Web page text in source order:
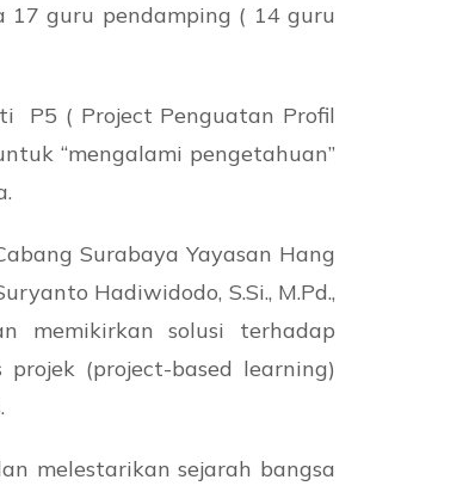
17 guru pendamping ( 14 guru
P5 ( Project Penguatan Profil
“mengalami pengetahuan”
Surabaya Yayasan Hang
Hadiwidodo, S.Si., M.Pd.,
memikirkan solusi terhadap
(project-based learning)
melestarikan sejarah bangsa